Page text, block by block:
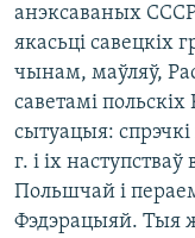
анэксаваных СССР
якасьці савецкіх
чынам, маўляў,
саветамі
сытуацыя: спрэчкі
г. і іх
Польшчай і
Фэдэрацыяй. Тыя